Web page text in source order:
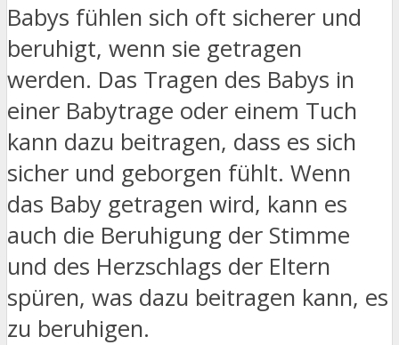
Babys fühlen sich oft sicherer und
beruhigt, wenn sie getragen
werden. Das Tragen des Babys in
einer Babytrage oder einem Tuch
kann dazu beitragen, dass es sich
sicher und geborgen fühlt. Wenn
das Baby getragen wird, kann es
auch die Beruhigung der Stimme
und des Herzschlags der Eltern
spüren, was dazu beitragen kann, es
zu beruhigen.